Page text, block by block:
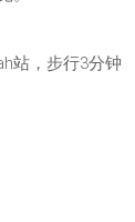
站，步行3分钟